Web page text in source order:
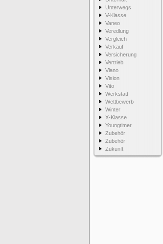
Unterwegs
V-Klasse
Vaneo
Veredlung
Vergleich
Verkauf
Versicherung
Vertrieb
Viano
Vision
Vito
Werkstatt
Wettbewerb
Winter
X-Klasse
Youngtimer
Zubehör
Zubehör
Zukunft